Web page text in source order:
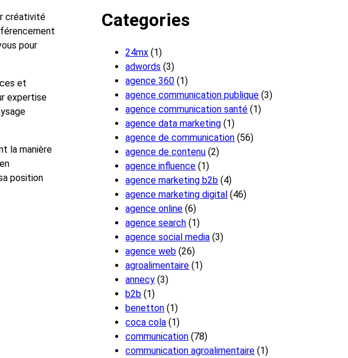
créativité
pour
et
expertise
la manière
position
Categories
24mx (1)
adwords (3)
agence 360 (1)
agence communication publique (3)
agence communication santé (1)
agence data marketing (1)
agence de communication (56)
agence de contenu (2)
agence influence (1)
agence marketing b2b (4)
agence marketing digital (46)
agence online (6)
agence search (1)
agence social media (3)
agence web (26)
agroalimentaire (1)
annecy (3)
b2b (1)
benetton (1)
coca cola (1)
communication (78)
communication agroalimentaire (1)